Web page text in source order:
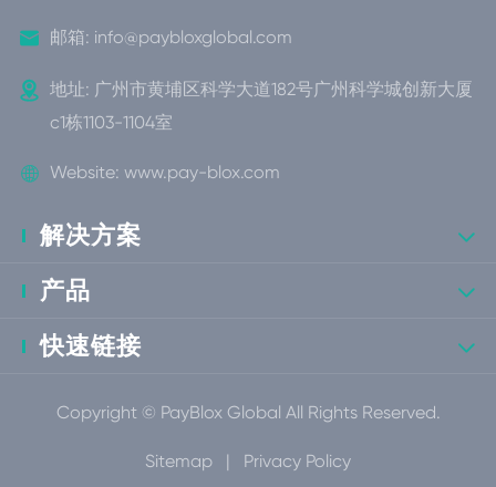
 邮箱: info@paybloxglobal.com
 地址: 广州市黄埔区科学大道182号广州科学城创新大厦
c1栋1103-1104室
 Website: www.pay-blox.com
解决方案 
产品 
快速链接 
Copyright © PayBlox Global All Rights Reserved.
Sitemap | Privacy Policy